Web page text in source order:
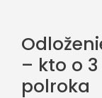
– kto o
polroka